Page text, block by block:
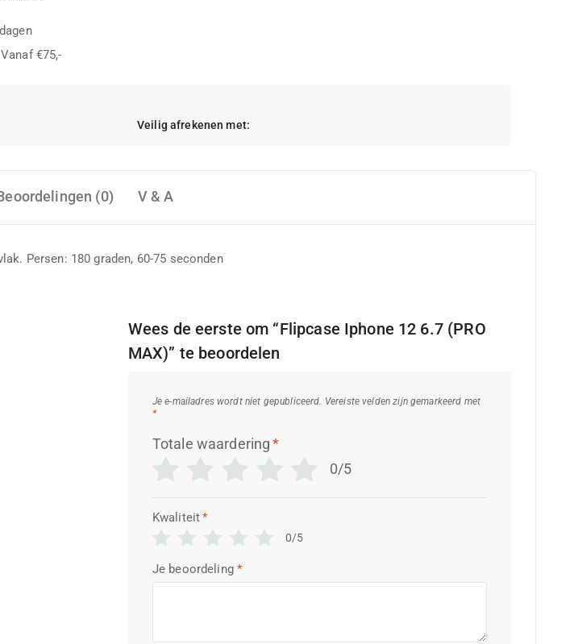
Vanaf €75,-
Veilig afrekenen met:
(0) V & A
Persen: 180 graden, 60-75 seconden
Wees de eerste om “Flipcase Iphone 12 6.7 (PRO
MAX)” te beoordelen
Je e-mailadres wordt niet gepubliceerd. Vereiste velden zijn gemarkeerd met
*
Totale waardering *
0/5
Kwaliteit*
0/5
Je beoordeling*